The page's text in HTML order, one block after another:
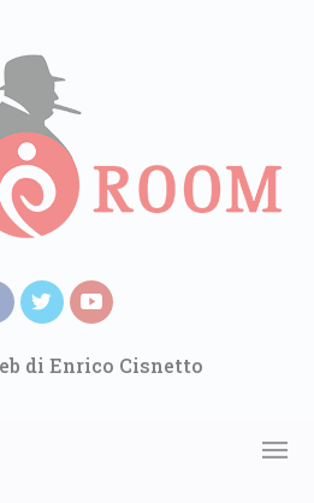
di Enrico Cisnetto